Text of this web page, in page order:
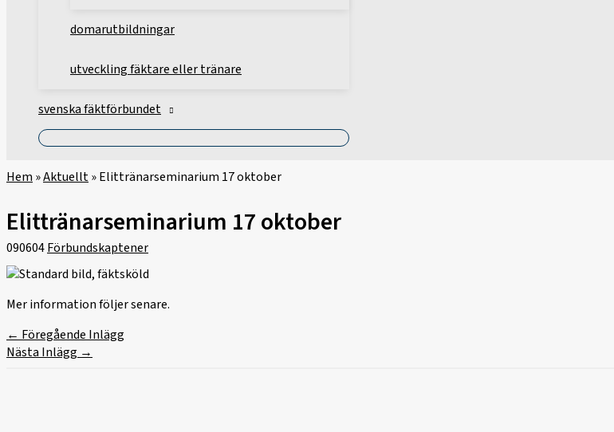
domarutbildningar
utveckling fäktare eller tränare
svenska fäktförbundet
Hem »Aktuellt»Elittränarseminarium 17 oktober
Elittränarseminarium 17 oktober
090604Förbundskaptener
Mer information följer senare.
← Föregående Inlägg
Nästa Inlägg →